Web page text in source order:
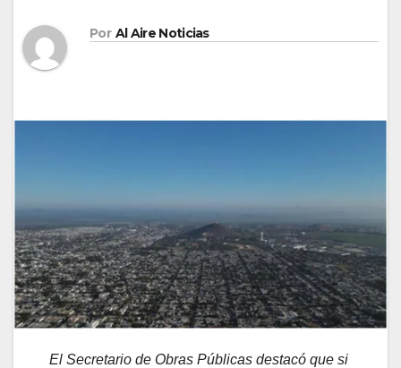
Por Al Aire Noticias
El Secretario de Obras Públicas destacó que si